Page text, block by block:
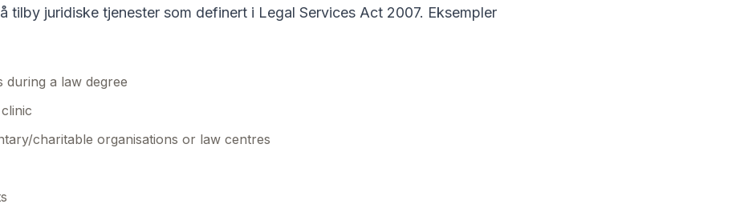
tilby juridiske tjenester som definert i Legal Services Act 2007. Eksempler
during a law degree
charitable organisations or law centres